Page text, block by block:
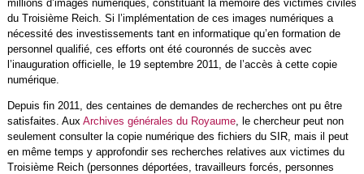
millions d’images numériques, constituant la mémoire des victimes civiles
du Troisième Reich. Si l’implémentation de ces images numériques a
nécessité des investissements tant en informatique qu’en formation de
personnel qualifié, ces efforts ont été couronnés de succès avec
l’inauguration officielle, le 19 septembre 2011, de l’accès à cette copie
numérique.
Depuis fin 2011, des centaines de demandes de recherches ont pu être
satisfaites. Aux Archives générales du Royaume, le chercheur peut non
seulement consulter la copie numérique des fichiers du SIR, mais il peut
en même temps y approfondir ses recherches relatives aux victimes du
Troisième Reich (personnes déportées, travailleurs forcés, personnes